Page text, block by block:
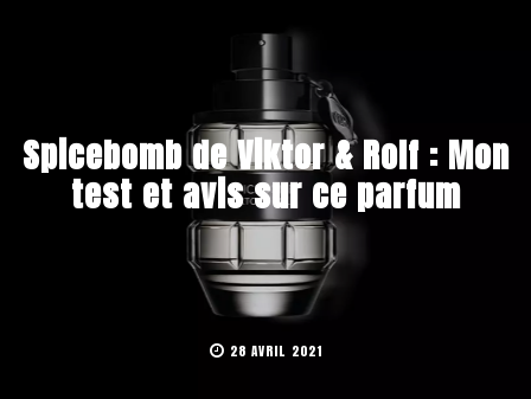
Spicebomb de Viktor & Rolf : Mon
test et avis sur ce parfum
28 AVRIL 2021